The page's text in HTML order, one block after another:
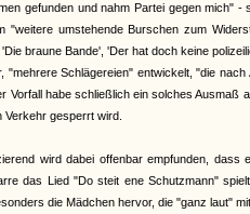
gefunden und nahm Partei gegen mich"
"weitere umstehende Burschen zum
braune Bande', 'Der hat doch keine
"mehrere Schlägereien" entwickelt, "die
Vorfall habe schließlich ein solches
gesperrt wird.
wird dabei offenbar empfunden,
das Lied "Do steit ene Schutzmann"
die Mädchen hervor, die "ganz laut"